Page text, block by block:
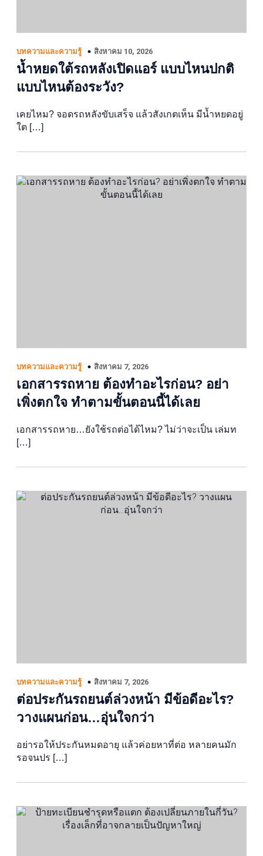
บทความและความรู้ สิงหาคม 10, 2026
น้ำหยดใต้รถหลังเปิดแอร์ แบบไหนปกติ
แบบไหนต้องระวัง?
เคยไหม? จอดรถหลังขับเสร็จ แล้วสังเกตเห็น มีน้ำหยดอยู่
ใต […]
บทความและความรู้ สิงหาคม 7, 2026
เอกสารรถหาย ต้องทำอะไรก่อน? อย่า
เพิ่งตกใจ ทำตามขั้นตอนนี้ได้เลย
เอกสารรถหาย…ยังใช้รถต่อได้ไหม? ไม่ว่าจะเป็น เล่มท
[…]
บทความและความรู้ สิงหาคม 7, 2026
ต่อประกันรถยนต์ล่วงหน้า มีข้อดีอะไร?
วางแผนก่อน…อุ่นใจกว่า
อย่ารอให้ประกันหมดอายุ แล้วค่อยหาที่ต่อ หลายคนมัก
รอจนปร […]